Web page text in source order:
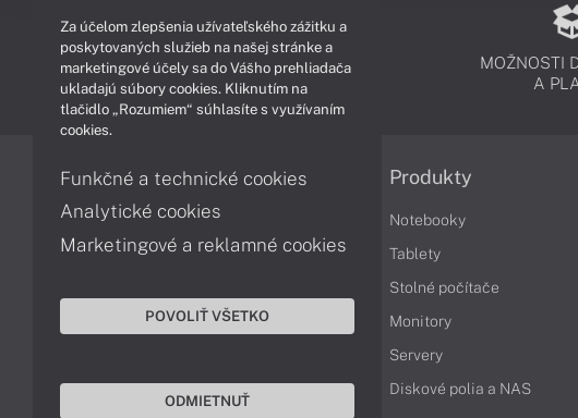
PODPORA A SERVIS
MOŽNOSTI
A
Informácie
Obchodné podmienky
Reklamačné podmienky
Vrátenie tovaru
Cookies
Produkty
Notebooky
Tablety
Stolné počítače
Monitory
Servery
Diskové polia a NAS
Za účelom zlepšenia užívateľského zážitku a
poskytovaných služieb na našej stránke a
marketingové účely sa do Vášho prehliadača
ukladajú súbory cookies. Kliknutím na
tlačidlo „Rozumiem“ súhlasíte s využívaním
cookies.
Funkčné a technické cookies
Analytické cookies
Marketingové a reklamné cookies
POVOLIŤ VŠETKO
ODMIETNUŤ